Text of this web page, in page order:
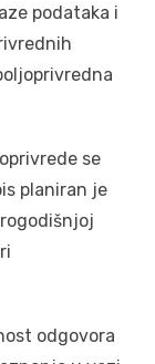
podataka i
se
planiran je
odgovora